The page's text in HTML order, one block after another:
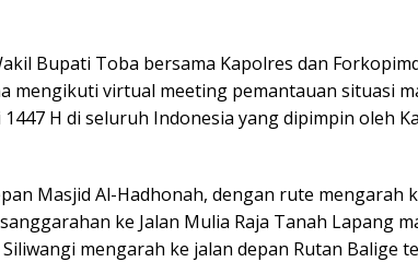
Bupati Toba bersama Kapolres dan
mengikuti virtual meeting pemantauan situasi
H di seluruh Indonesia yang dipimpin oleh
Masjid Al-Hadhonah, dengan rute mengarah
ke Jalan Mulia Raja Tanah Lapang
mengarah ke jalan depan Rutan Balige